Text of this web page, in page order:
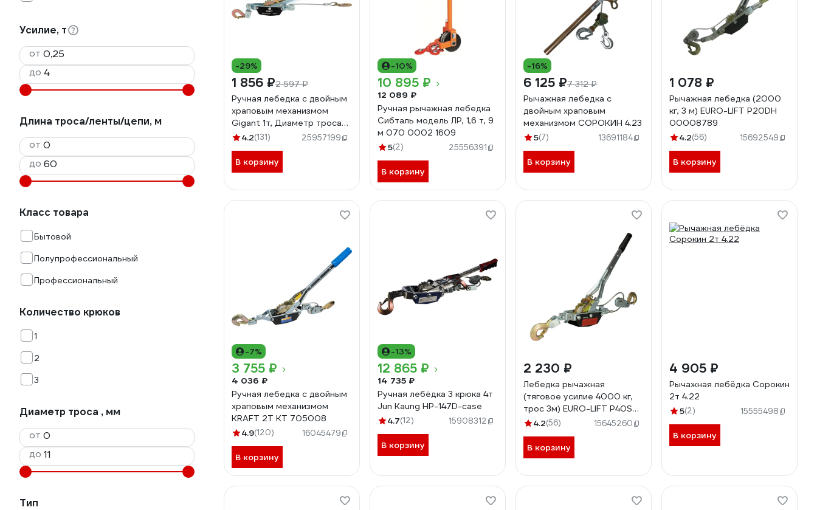
Усилие, т
от
до
Длина троса/ленты/цепи, м
от
до
Класс товара
Бытовой
Полупрофессиональный
Профессиональный
Количество крюков
1
2
3
Диаметр троса , мм
от
до
Тип
-29%
1 856 ₽2 597 ₽
Ручная лебедка с двойным
храповым механизмом
Gigant 1т, Диаметр троса
11мм, длина троса 2,2м,
4.2(131) 25957199
В корзину
-10%
10 895 ₽
12 089 ₽
Ручная рычажная лебедка
Сибталь модель ЛР, 1,6 т, 9
м 070 0002 1609
5(2) 25556391
В корзину
-16%
6 125 ₽7 312 ₽
Рычажная лебедка с
двойным храповым
механизмом СОРОКИН 4.23
5(7) 13691184
В корзину
1 078 ₽
Рычажная лебедка (2000
кг, 3 м) EURO-LIFT P20DН
00008789
4.2(56) 15692549
В корзину
-7%
3 755 ₽
4 036 ₽
Ручная лебедка с двойным
храповым механизмом
KRAFT 2Т KT 705008
4.9(120) 16045479
В корзину
-13%
12 865 ₽
14 735 ₽
Ручная лебёдка 3 крюка 4т
Jun Kaung HP-147D-case
4.7(12) 15908312
В корзину
2 230 ₽
Лебедка рычажная
(тяговое усилие 4000 кг,
трос 3м) EURO-LIFT P40SS
00004742
4.2(56) 15645260
В корзину
4 905 ₽
Рычажная лебёдка Сорокин
2т 4.22
5(2) 15555498
В корзину